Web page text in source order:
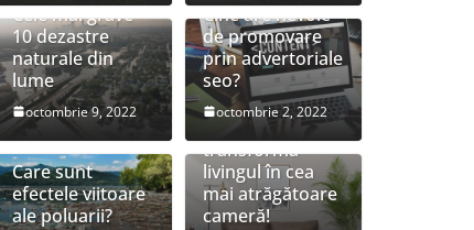
Cele mai grave
10 dezastre
naturale din
lume
octombrie 9, 2022
Cine are nevoie
de promovare
prin advertoriale
seo?
octombrie 2, 2022
Care sunt
efectele viitoare
ale poluarii?
Sfaturi simple
pentru a-ți
transforma
livingul în cea
mai atrăgătoare
cameră!